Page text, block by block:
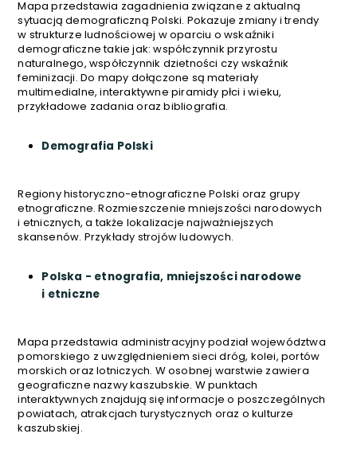
Demografia Polski
Mapa przedstawia zagadnienia związane z aktualną
sytuacją demograficzną Polski. Pokazuje zmiany i trendy
w strukturze ludnościowej w oparciu o wskaźniki
demograficzne takie jak: współczynnik przyrostu
naturalnego, współczynnik dzietności czy wskaźnik
feminizacji. Do mapy dołączone są materiały
multimedialne, interaktywne piramidy płci i wieku,
przykładowe zadania oraz bibliografia.
Polska - etnografia, mniejszości narodowe
i etniczne
Regiony historyczno-etnograficzne Polski oraz grupy
etnograficzne. Rozmieszczenie mniejszości narodowych
i etnicznych, a także lokalizacje najważniejszych
skansenów. Przykłady strojów ludowych.
Mapa przedstawia administracyjny podział województwa
pomorskiego z uwzględnieniem sieci dróg, kolei, portów
morskich oraz lotniczych. W osobnej warstwie zawiera
geograficzne nazwy kaszubskie. W punktach
interaktywnych znajdują się informacje o poszczególnych
powiatach, atrakcjach turystycznych oraz o kulturze
kaszubskiej.